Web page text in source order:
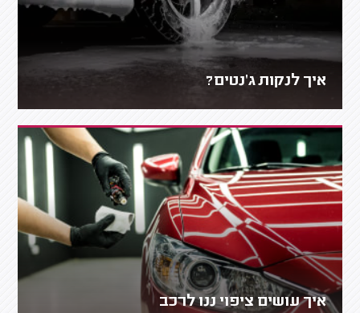
איך לנקות ג'נטים?
איך עושים ציפוי ננו לרכב